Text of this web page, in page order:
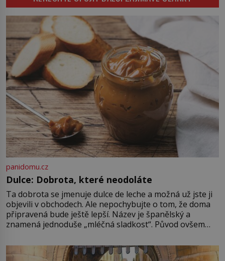
se odvážní lékaři pokoušejí vracet
lidem tváře znetvořené válkou,
tresty nebo nehodami. Jejich
metody jsou překvapivě
promyšlené a některé principy
používají chirurgové dodnes. Úplně
první […]
panidomu.cz
Dulce: Dobrota, které neodoláte
Ta dobrota se jmenuje dulce de leche a možná už jste ji
objevili v obchodech. Ale nepochybujte o tom, že doma
připravená bude ještě lepší. Název je španělský a
znamená jednoduše „mléčná sladkost“. Původ ovšem
pře hned několik latinskoamerických zemí a k tomu
Francie, kde se traduje,